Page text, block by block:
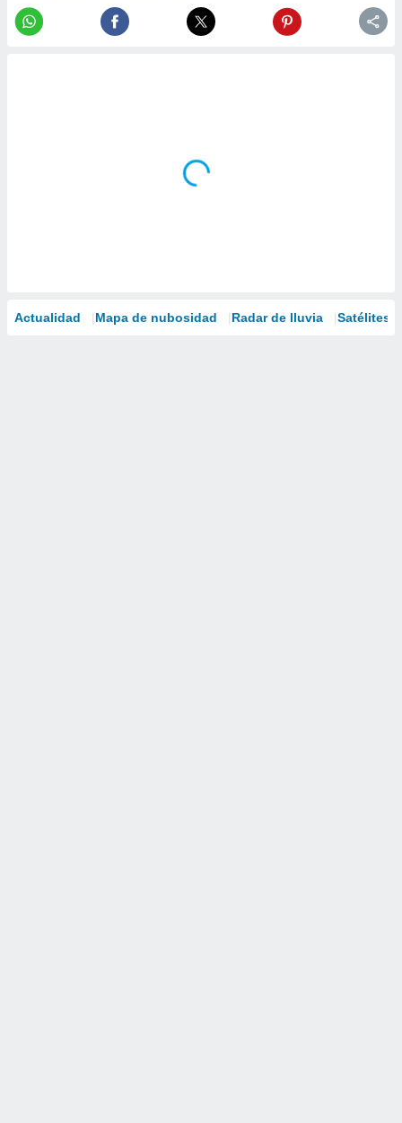
Actualidad Mapa de nubosidad Radar de lluvia Satélites